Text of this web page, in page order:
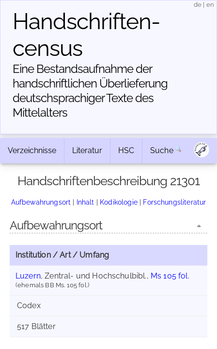
Handschriften­
census
Eine Bestandsaufnahme der
handschriftlichen Über­lieferung
deutschsprachiger Texte des
Mittelalters
de en
Verzeichnisse Literatur HSC Suche
Handschriftenbeschreibung 21301
Aufbewahrungsort | Inhalt | Kodikologie| Forschungsliteratur
Aufbewahrungsort
Institution / Art / Umfang
Luzern, Zentral- und Hochschulbibl., Ms 105 fol.
(ehemals BB Ms. 105 fol.)
Codex
517 Blätter